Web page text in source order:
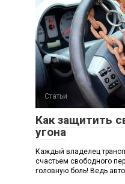
Статьи
Как защитить
угона
Каждый владелец
счастьем свободного
головную боль! Ведь авто